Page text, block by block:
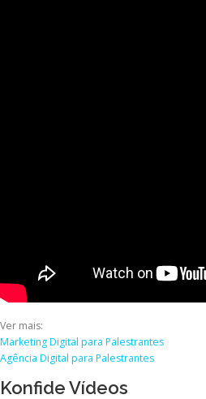
Ver mais:
Marketing Digital para Palestrantes
Agência Digital para Palestrantes
Konfide Vídeos